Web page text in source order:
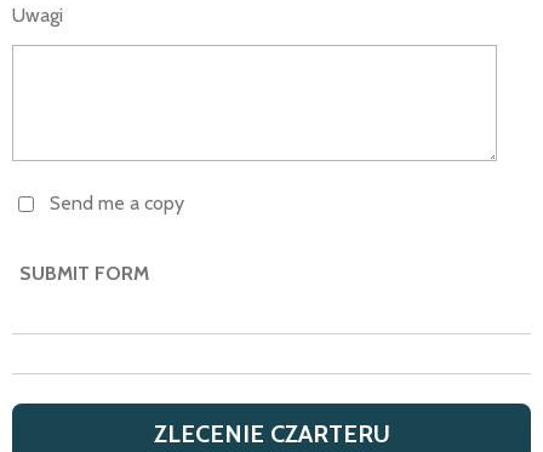
Uwagi
Send me a copy
SUBMIT FORM
ZLECENIE CZARTERU